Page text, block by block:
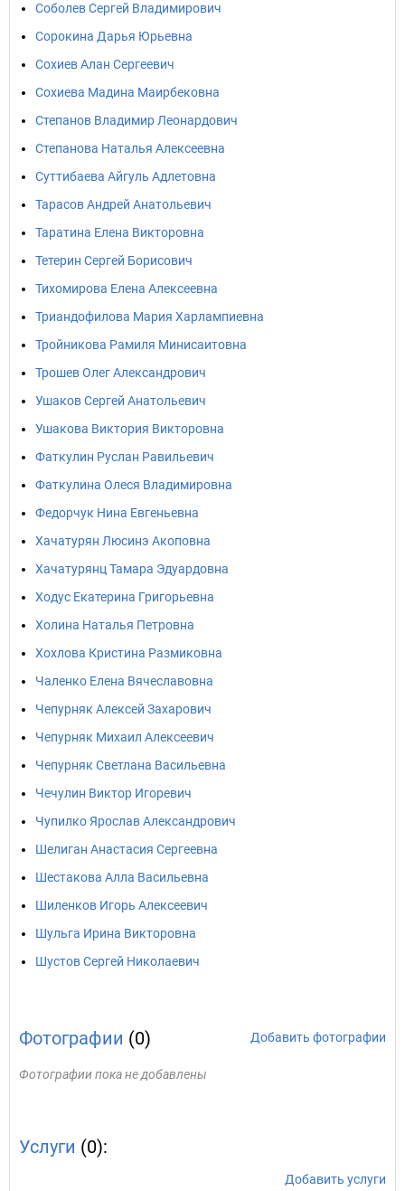
Соболев Сергей Владимирович
Сорокина Дарья Юрьевна
Сохиев Алан Сергеевич
Сохиева Мадина Маирбековна
Степанов Владимир Леонардович
Степанова Наталья Алексеевна
Суттибаева Айгуль Адлетовна
Тарасов Андрей Анатольевич
Таратина Елена Викторовна
Тетерин Сергей Борисович
Тихомирова Елена Алексеевна
Триандофилова Мария Харлампиевна
Тройникова Рамиля Минисаитовна
Трошев Олег Александрович
Ушаков Сергей Анатольевич
Ушакова Виктория Викторовна
Фаткулин Руслан Равильевич
Фаткулина Олеся Владимировна
Федорчук Нина Евгеньевна
Хачатурян Люсинэ Акоповна
Хачатурянц Тамара Эдуардовна
Ходус Екатерина Григорьевна
Холина Наталья Петровна
Хохлова Кристина Размиковна
Чаленко Елена Вячеславовна
Чепурняк Алексей Захарович
Чепурняк Михаил Алексеевич
Чепурняк Светлана Васильевна
Чечулин Виктор Игоревич
Чупилко Ярослав Александрович
Шелиган Анастасия Сергеевна
Шестакова Алла Васильевна
Шиленков Игорь Алексеевич
Шульга Ирина Викторовна
Шустов Сергей Николаевич
Фотографии (0) Добавить фотографии
Фотографии пока не добавлены
Услуги (0):
Добавить услуги